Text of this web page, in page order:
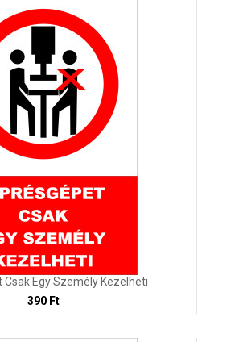
Csak Egy Személy Kezelheti
390 Ft